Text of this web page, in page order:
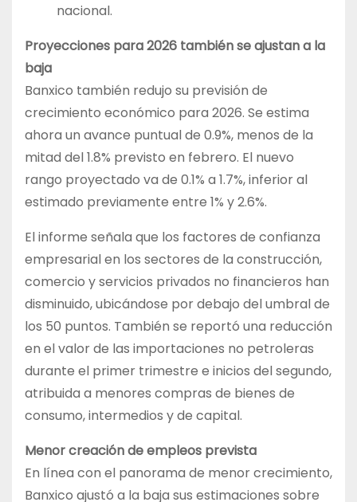
nacional.
Proyecciones para 2026 también se ajustan a la
baja
Banxico también redujo su previsión de
crecimiento económico para 2026. Se estima
ahora un avance puntual de 0.9%, menos de la
mitad del 1.8% previsto en febrero. El nuevo
rango proyectado va de 0.1% a 1.7%, inferior al
estimado previamente entre 1% y 2.6%.
El informe señala que los factores de confianza
empresarial en los sectores de la construcción,
comercio y servicios privados no financieros han
disminuido, ubicándose por debajo del umbral de
los 50 puntos. También se reportó una reducción
en el valor de las importaciones no petroleras
durante el primer trimestre e inicios del segundo,
atribuida a menores compras de bienes de
consumo, intermedios y de capital.
Menor creación de empleos prevista
En línea con el panorama de menor crecimiento,
Banxico ajustó a la baja sus estimaciones sobre